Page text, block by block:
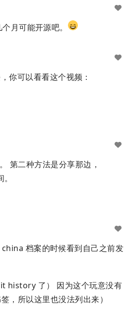
月可能开源吧。
你可以看看这个视频：
第二种方法是分享那边，
档案的时候看到自己之前发
history 了） 因为这个玩意没有
，所以这里也没法列出来）